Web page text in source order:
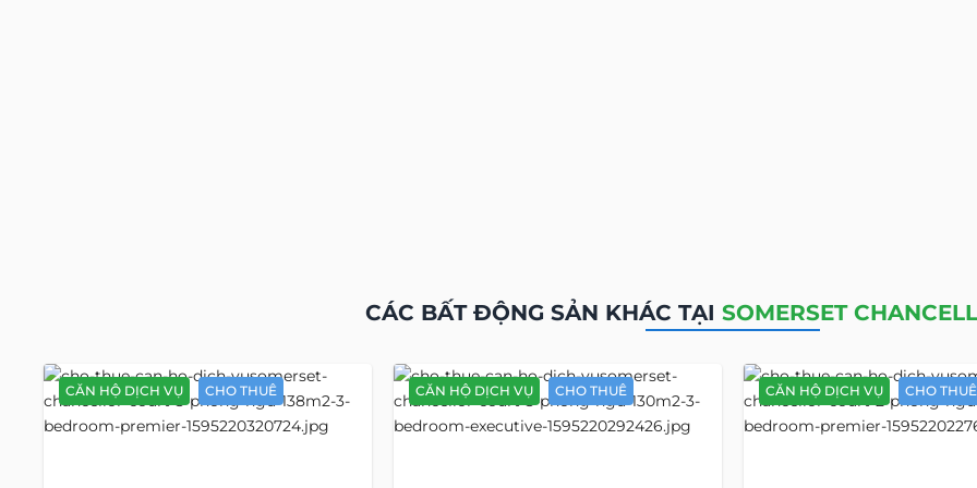
CÁC BẤT ĐỘNG SẢN KHÁC TẠI SOMERSET
CĂN HỘ DỊCH VỤ CHO THUÊ CĂN HỘ DỊCH VỤ CHO THUÊ CĂN HỘ DỊCH VỤ CHO THUÊ